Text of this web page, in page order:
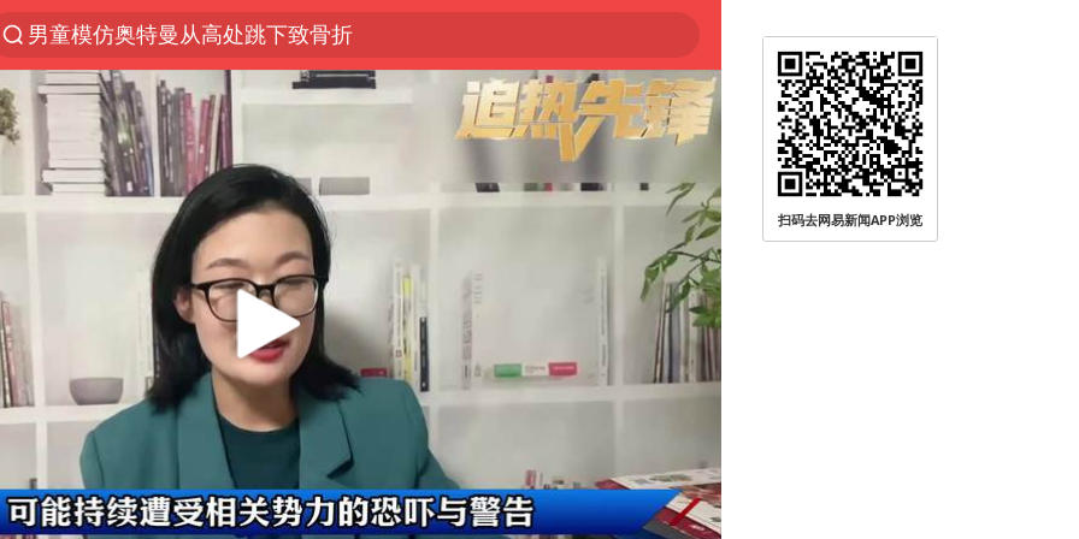
男童模仿奥特曼从高处跳下致骨折
峰哥 汪海林
河南潜逃10日重大刑案嫌疑人落网
西湖突现狂风暴雨 游客瞬间被浇透
金饰克价一夜涨回1300元
视频丨中国东方电气集团原党组副书记、董事宋致远被查
梁家辉：到内地拍戏不是北上是回归
白海豚将正面袭击贯穿浙江
酒店回应车内过夜被收150元
牛津大学一纸声明甩不了锅
香港宏福苑火灾或由烟头引起
扫码去网易新闻APP浏览